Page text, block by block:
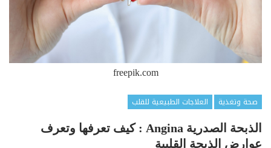
freepik.com
صحة وتغذية
العلاجات الطبيعية للقلب
الذبحة الصدرية Angina : كيف تعرفها وتعرف
عوارض الذبحة القلبية